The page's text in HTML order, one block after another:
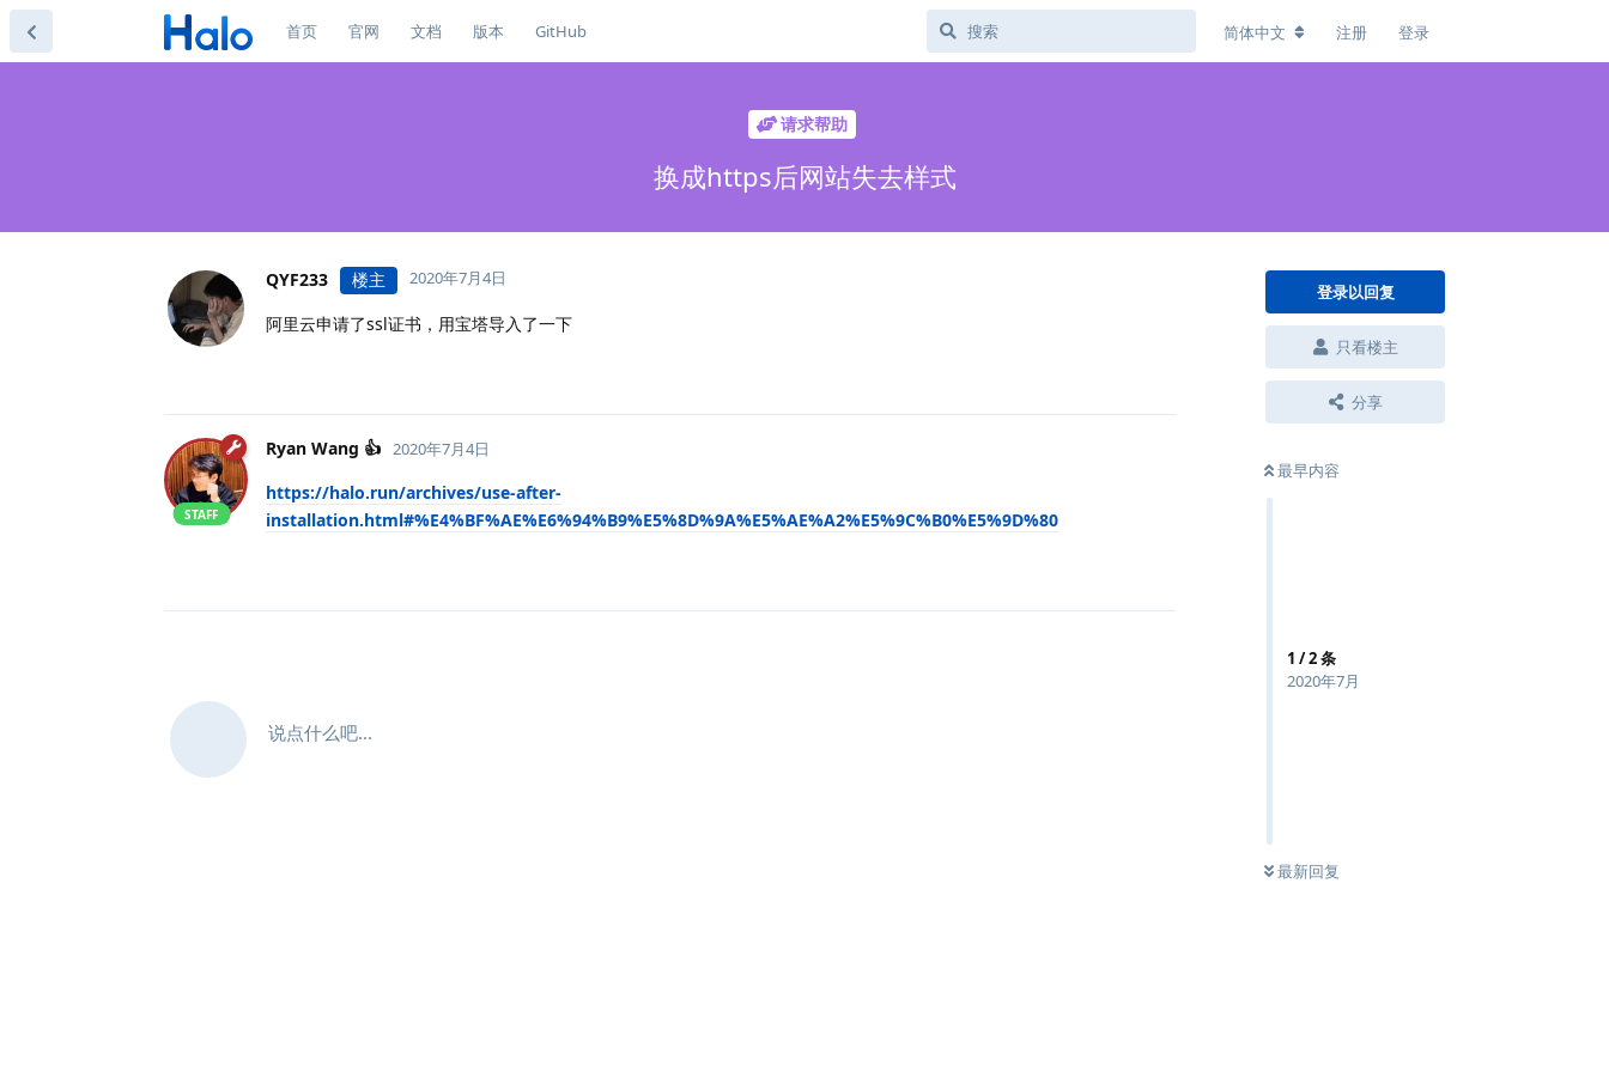
首页 官网 文档 版本 GitHub 简体中文 注册 登录
请求帮助
换成https后网站失去样式
登录以回复
只看楼主
分享
最早内容
1 /2条
2020年7月
最新回复
QYF233 楼主 2020年7月4日
阿里云申请了ssl证书，用宝塔导入了一下
Ryan Wang 👍
STAFF
2020年7月4日
https://halo.run/archives/use-after-
installation.html#%E4%BF%AE%E6%94%B9%E5%8D%9A%E5%AE%A2%E5%9C%B0%E5%9D%80
说点什么吧...